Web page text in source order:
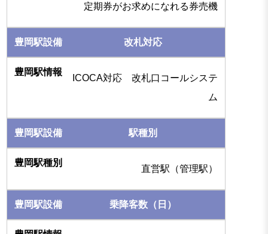
定期券がお求めになれる券売機
改札対応
ICOCA対応 改札口コールシステ
ム
駅種別
直営駅（管理駅）
乗降客数（日）